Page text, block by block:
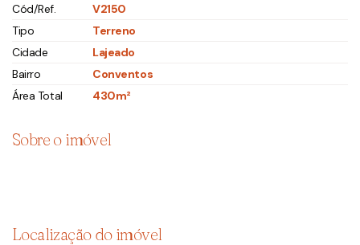
Cód/Ref.
V2150
Tipo
Terreno
Cidade
Lajeado
Bairro
Conventos
Área Total
430m²
Sobre o imóvel
Localização do imóvel